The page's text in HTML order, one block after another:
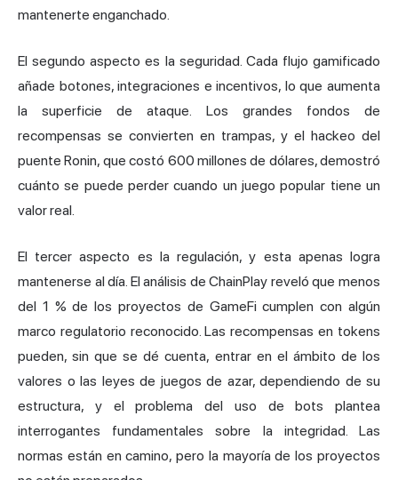
mantenerte enganchado.
El segundo aspecto es la seguridad. Cada flujo gamificado
añade botones, integraciones e incentivos, lo que aumenta
la superficie de ataque. Los grandes fondos de
recompensas se convierten en trampas, y el hackeo del
puente Ronin, que costó 600 millones de dólares, demostró
cuánto se puede perder cuando un juego popular tiene un
valor real.
El tercer aspecto es la regulación, y esta apenas logra
mantenerse al día. El análisis de ChainPlay reveló que menos
del 1 % de los proyectos de GameFi cumplen con algún
marco regulatorio reconocido. Las recompensas en tokens
pueden, sin que se dé cuenta, entrar en el ámbito de los
valores o las leyes de juegos de azar, dependiendo de su
estructura, y el problema del uso de bots plantea
interrogantes fundamentales sobre la integridad. Las
normas están en camino, pero la mayoría de los proyectos